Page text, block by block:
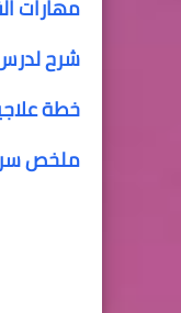
مهارات
شرح لدرس
خطة
ملخص